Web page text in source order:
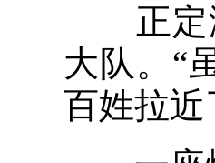
正定滹
大队。“
百姓拉近